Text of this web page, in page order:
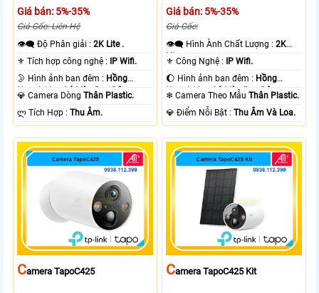
Giá bán: 5%-35%
Giá Gốc: Liên Hệ
👁️‍🗨 Độ Phân giải :2K Lite .
⚜️ Tích hợp công nghệ : IP Wifi.
🌛 Hình ảnh ban đêm : Hồng
Ngoại 10m Có Màu Ban Ðêm.
💎 Camera DòngThân Plastic.
️ლ Tích Hợp :Thu Âm.
Giá bán: 5%-35%
Giá Gốc:
👁️‍🗨 Hình Ành Chất Lượng :2K
Lite .
⚜️ Công Nghệ : IP Wifi.
🌔 Hình ảnh ban đêm : Hồng
Ngoại 10m Có Màu Ban Ðêm.
❄ Camera Theo MẫuThân Plastic.
️💎 Điểm Nỗi Bật :Thu Âm Và Loa.
CAmera TapoC425 CAmera TapoC425 Kit